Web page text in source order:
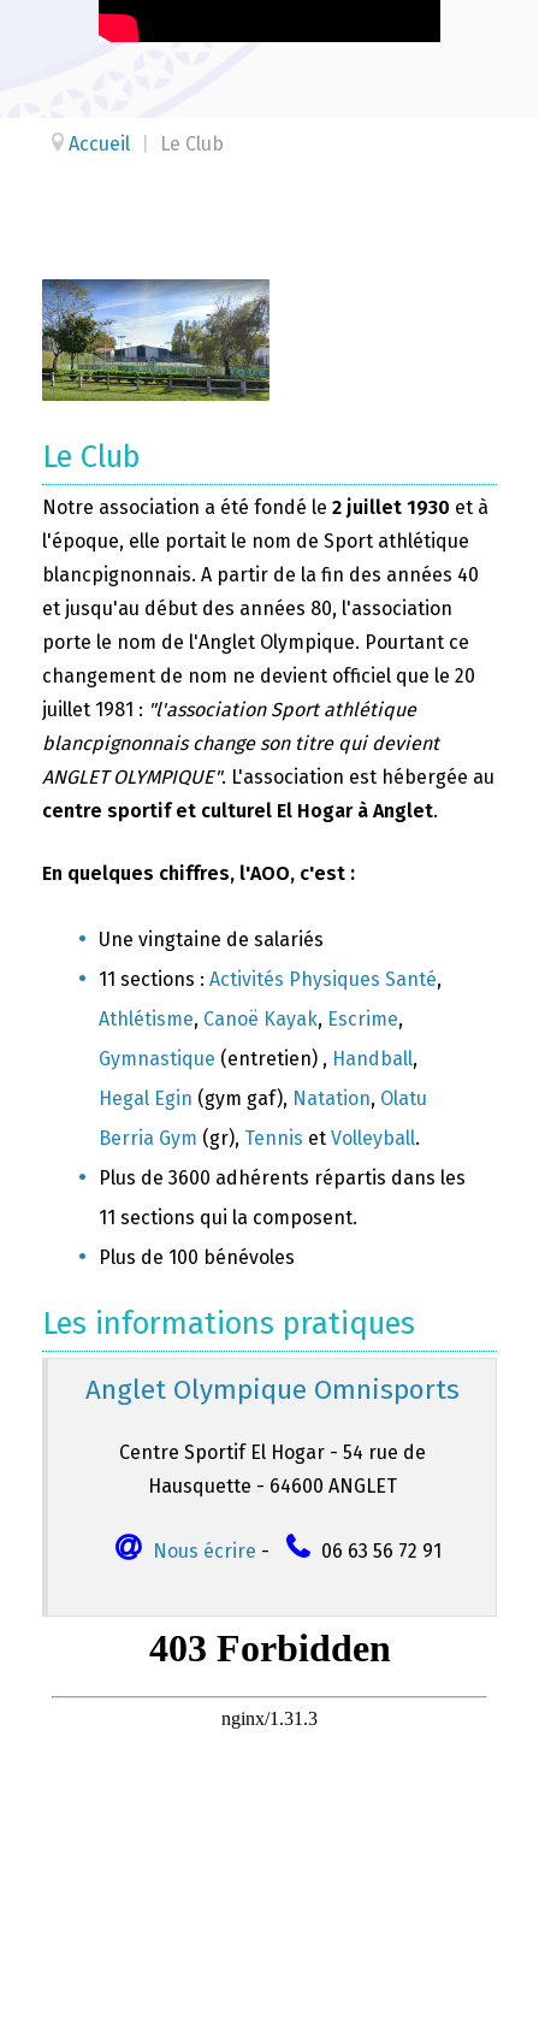
Accueil Le Club
Le Club
Notre association a été fondé le 2 juillet 1930 et à
l'époque, elle portait le nom de Sport athlétique
blancpignonnais. A partir de la fin des années 40
et jusqu'au début des années 80, l'association
porte le nom de l'Anglet Olympique. Pourtant ce
changement de nom ne devient officiel que le 20
juillet 1981 : "l'association Sport athlétique
blancpignonnais change son titre qui devient
ANGLET OLYMPIQUE". L'association est hébergée au
centre sportif et culturel El Hogar à Anglet.
En quelques chiffres, l'AOO, c'est :
Une vingtaine de salariés
11 sections : Activités Physiques Santé,
Athlétisme, Canoë Kayak, Escrime,
Gymnastique (entretien) , Handball,
Hegal Egin (gym gaf), Natation, Olatu
Berria Gym (gr), Tennis et Volleyball.
Plus de 3600 adhérents répartis dans les
11 sections qui la composent.
Plus de 100 bénévoles
Les informations pratiques
Anglet Olympique Omnisports
Centre Sportif El Hogar - 54 rue de
Hausquette - 64600 ANGLET
Nous écrire - 06 63 56 72 91